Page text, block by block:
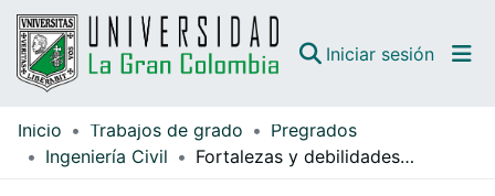
Iniciar sesión
Comunidades
Inicio Trabajos de grado
Pregrados
Ingeniería Civil
Fortalezas y debilidades que presentan los ingenieros civiles al elaborar un presupuesto de obra